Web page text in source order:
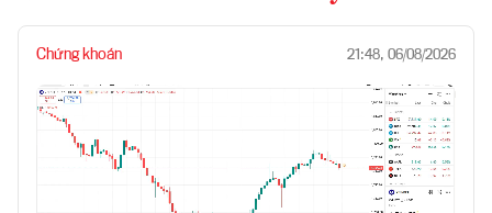
Chứng khoán 21:48, 06/08/2026